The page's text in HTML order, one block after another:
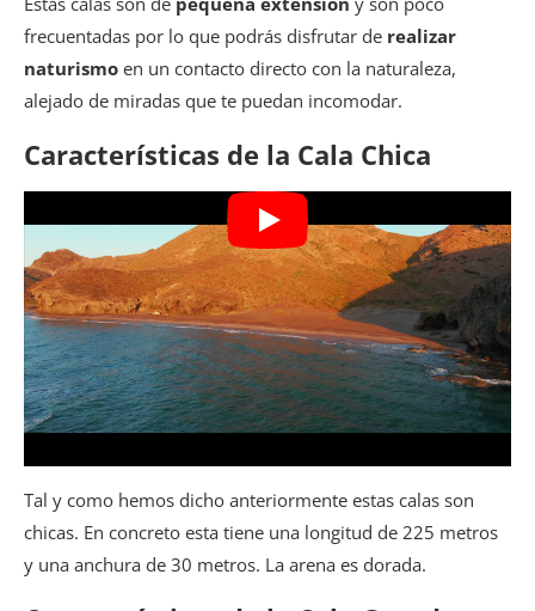
frecuentadas por lo que podrás disfrutar de realizar
naturismo en un contacto directo con la naturaleza,
alejado de miradas que te puedan incomodar.
Características de la Cala Chica
Tal y como hemos dicho anteriormente estas calas son
chicas. En concreto esta tiene una longitud de 225 metros
y una anchura de 30 metros. La arena es dorada.